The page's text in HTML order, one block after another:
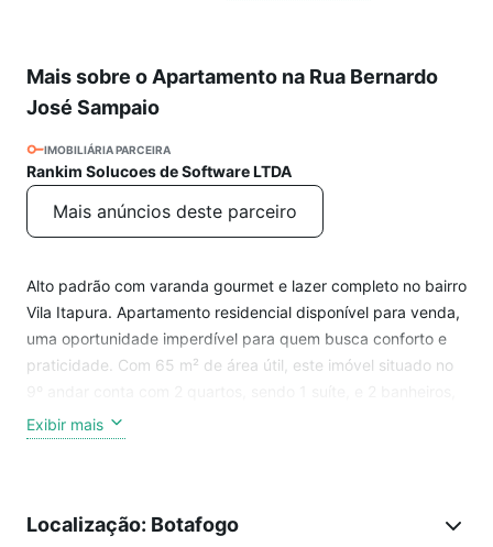
Mais sobre o Apartamento na Rua Bernardo
José Sampaio
IMOBILIÁRIA PARCEIRA
Rankim Solucoes de Software LTDA
Mais anúncios deste parceiro
Alto padrão com varanda gourmet e lazer completo no bairro
Vila Itapura. Apartamento residencial disponível para venda,
uma oportunidade imperdível para quem busca conforto e
praticidade. Com 65 m² de área útil, este imóvel situado no
todos projetados para proporcionar funcionalidade e
conforto, 1 vaga de garagem no subsolo, espaço gourmet
laminado, além de móveis planejados que otimizam o
Exibir mais
Localização: Botafogo